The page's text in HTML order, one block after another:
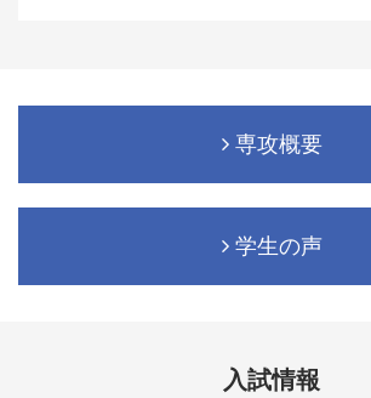
専攻概要
学生の声
入試情報